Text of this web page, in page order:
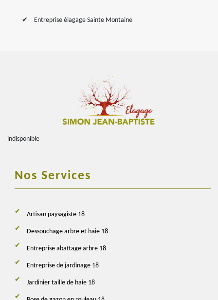
Entreprise élagage Sainte Montaine
indisponible
Nos Services
Artisan paysagiste 18
Dessouchage arbre et haie 18
Entreprise abattage arbre 18
Entreprise de jardinage 18
Jardinier taille de haie 18